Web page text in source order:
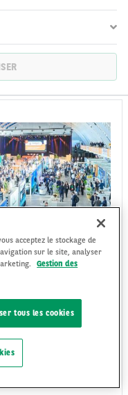
Days 2023 à
à Lisbonne les 22 et 23
du secteur de la
acceptez le stockage de
sur le site, analyser
Gestion des
tous les cookies